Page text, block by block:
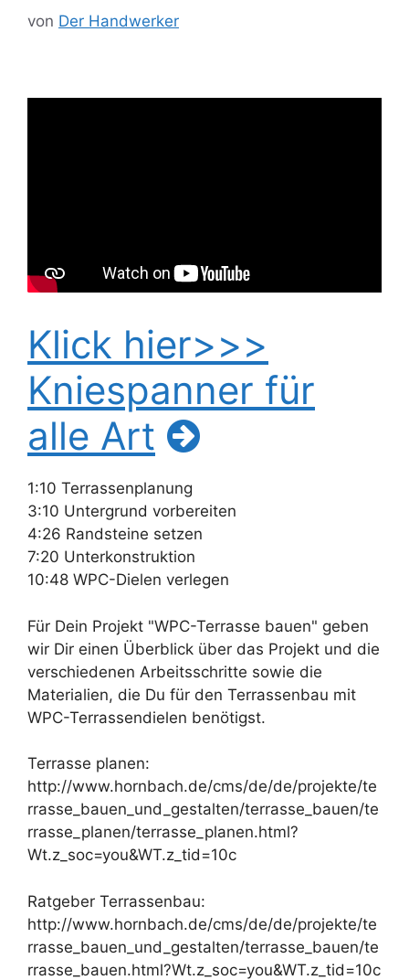
von Der Handwerker
Klick hier>>>
Kniespanner für
alle Art
1:10 Terrassenplanung
3:10 Untergrund vorbereiten
4:26 Randsteine setzen
7:20 Unterkonstruktion
10:48 WPC-Dielen verlegen
Für Dein Projekt "WPC-Terrasse bauen" geben
wir Dir einen Überblick über das Projekt und die
verschiedenen Arbeitsschritte sowie die
Materialien, die Du für den Terrassenbau mit
WPC-Terrassendielen benötigst.
Terrasse planen:
http://www.hornbach.de/cms/de/de/projekte/te
rrasse_bauen_und_gestalten/terrasse_bauen/te
rrasse_planen/terrasse_planen.html?
Wt.z_soc=you&WT.z_tid=10c
Ratgeber Terrassenbau:
http://www.hornbach.de/cms/de/de/projekte/te
rrasse_bauen_und_gestalten/terrasse_bauen/te
rrasse_bauen.html?Wt.z_soc=you&WT.z_tid=10c